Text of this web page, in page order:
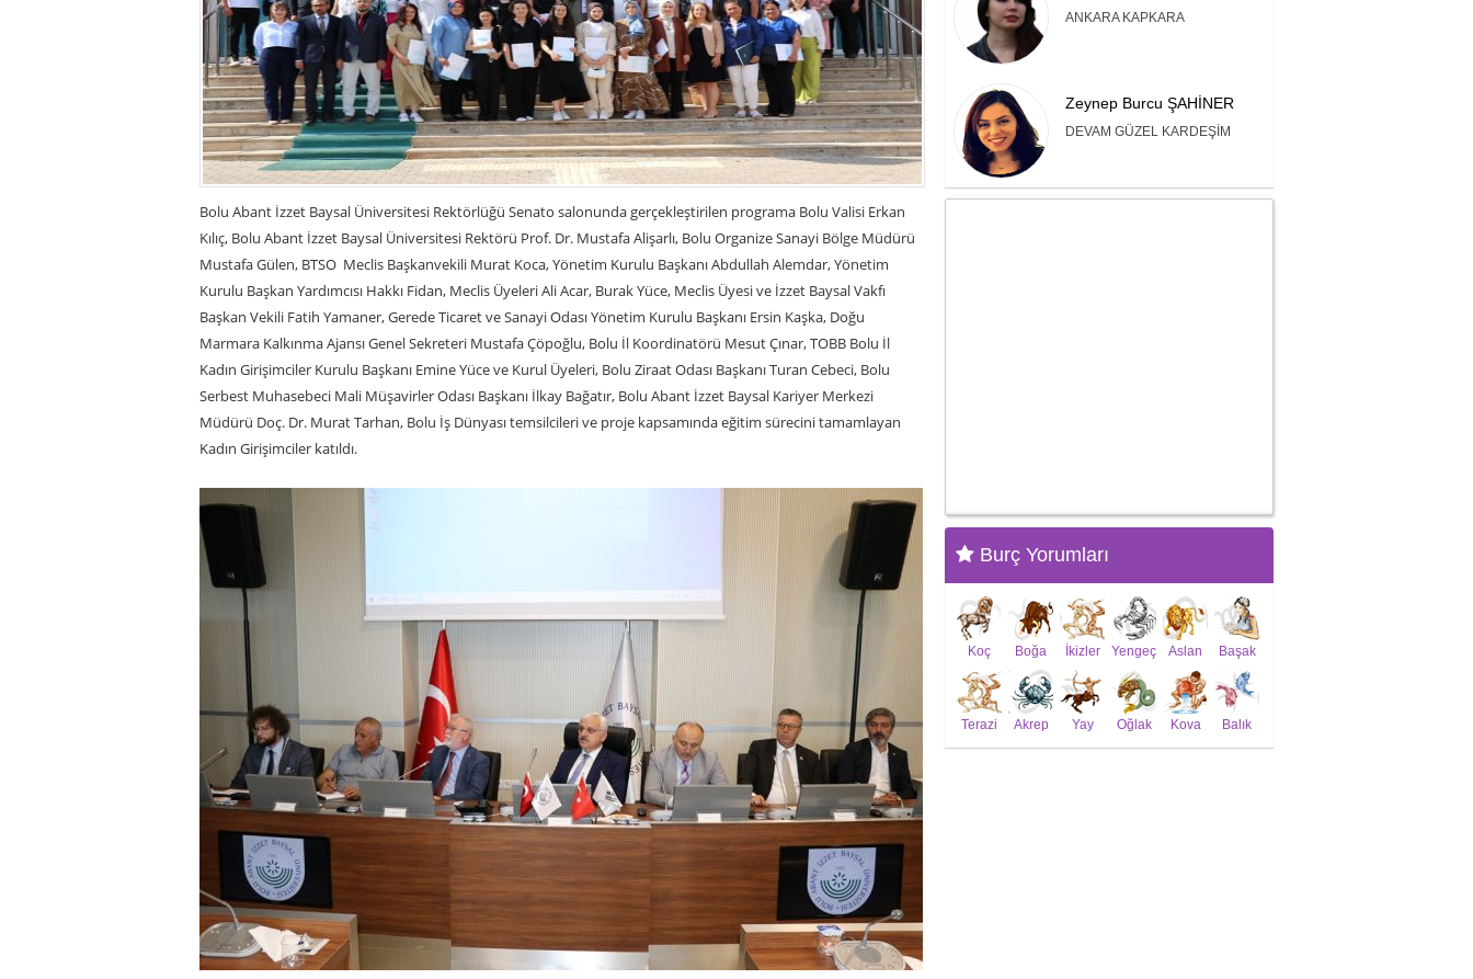
Bolu Abant İzzet Baysal Üniversitesi Rektörlüğü Senato salonunda gerçekleştirilen programa Bolu Valisi Erkan
Kılıç, Bolu Abant İzzet Baysal Üniversitesi Rektörü Prof. Dr. Mustafa Alişarlı, Bolu Organize Sanayi Bölge Müdürü
Mustafa Gülen, BTSO Meclis Başkanvekili Murat Koca, Yönetim Kurulu Başkanı Abdullah Alemdar, Yönetim
Kurulu Başkan Yardımcısı Hakkı Fidan, Meclis Üyeleri Ali Acar, Burak Yüce, Meclis Üyesi ve İzzet Baysal Vakfı
Başkan Vekili Fatih Yamaner, Gerede Ticaret ve Sanayi Odası Yönetim Kurulu Başkanı Ersin Kaşka, Doğu
Marmara Kalkınma Ajansı Genel Sekreteri Mustafa Çöpoğlu, Bolu İl Koordinatörü Mesut Çınar, TOBB Bolu İl
Kadın Girişimciler Kurulu Başkanı Emine Yüce ve Kurul Üyeleri, Bolu Ziraat Odası Başkanı Turan Cebeci, Bolu
Serbest Muhasebeci Mali Müşavirler Odası Başkanı İlkay Bağatır, Bolu Abant İzzet Baysal Kariyer Merkezi
Müdürü Doç. Dr. Murat Tarhan, Bolu İş Dünyası temsilcileri ve proje kapsamında eğitim sürecini tamamlayan
Kadın Girişimciler katıldı.
ANKARA KAPKARA
Zeynep Burcu ŞAHİNER
DEVAM GÜZEL KARDEŞİM
Burç Yorumları
Koç Boğa İkizler Yengeç Aslan Başak
Terazi Akrep Yay Oğlak Kova Balık